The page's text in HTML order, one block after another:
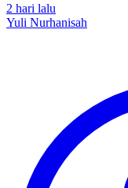
2 hari lalu
Yuli Nurhanisah